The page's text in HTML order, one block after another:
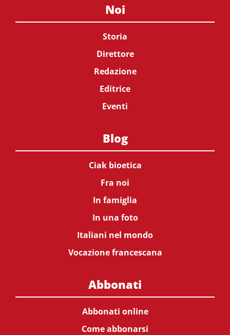
Noi
Storia
Direttore
Redazione
Editrice
Eventi
Blog
Ciak bioetica
Fra noi
In famiglia
In una foto
Italiani nel mondo
Vocazione francescana
Abbonati
Abbonati online
Come abbonarsi